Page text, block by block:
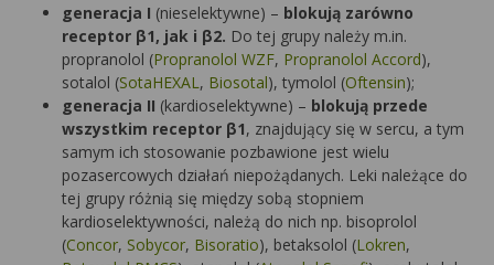
generacja I (nieselektywne) – blokują zarówno
receptor β1, jak i β2. Do tej grupy należy m.in.
propranolol (Propranolol WZF, Propranolol Accord),
sotalol (SotaHEXAL , Biosotal), tymolol (Oftensin);
generacja II (kardioselektywne) – blokują przede
wszystkim receptor β1, znajdujący się w sercu, a tym
samym ich stosowanie pozbawione jest wielu
pozasercowych działań niepożądanych. Leki należące do
tej grupy różnią się między sobą stopniem
kardioselektywności, należą do nich np. bisoprolol
(Concor, Sobycor, Bisoratio), betaksolol (Lokren,